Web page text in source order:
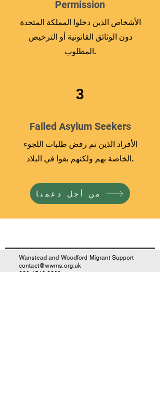
Permission
الأشخاص الذين دخلوا المملكة المتحدة
دون الوثائق القانونية أو الترخيص
المطلوب.
3
Failed Asylum Seekers
الأفراد الذين تم رفض طلبات اللجوء
الخاصة بهم ولكنهم بقوا في البلاد.
من أجل دعمنا
Wanstead and Woodford Migrant Support
contact@wwms.org.uk
020 4548 3269